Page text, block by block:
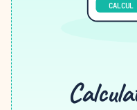
CALCUL